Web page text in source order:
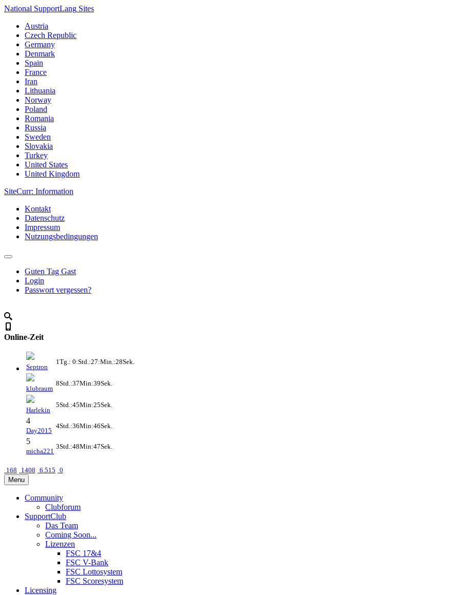
National SupportLang Sites
Austria
Czech Republic
Germany
Denmark
Spain
France
Iran
Lithuania
Norway
Poland
Romania
Russia
Sweden
Slovakia
Turkey
United States
United Kingdom
SiteCurr: Information
Kontakt
Datenschutz
Impressum
Nutzungsbedingungen
Guten Tag Gast
Login
Passwort vergessen?
Online-Zeit
Septron
1Tg.: 0:Std.:27:Min.:28Sek.
klubraum
8Std.:37Min:39Sek.
Harlekin
5Std.:45Min:25Sek.
4
Day2015
4Std.:36Min:46Sek.
5
micha221
3Std.:48Min:47Sek.
168 1408 6.515 0
Menu
Community
Clubforum
SupportClub
Das Team
Coming Soon...
Lizenzen
FSC 17&4
FSC V-Bank
FSC Lottosystem
FSC Scoresystem
Licensing